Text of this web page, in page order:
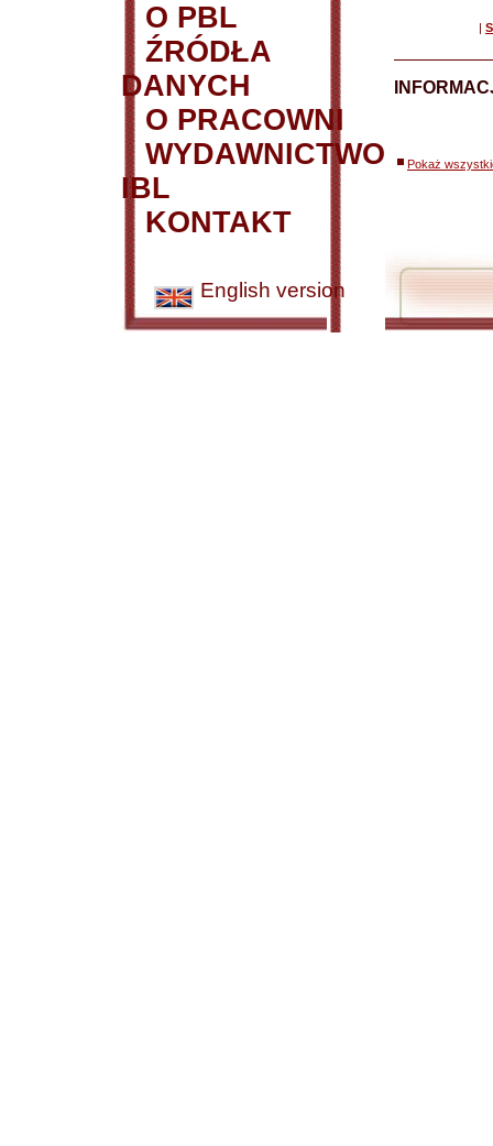
O PBL
ŹRÓDŁA
DANYCH
O PRACOWNI
WYDAWNICTWO
IBL
KONTAKT
English version
|
Pokaż